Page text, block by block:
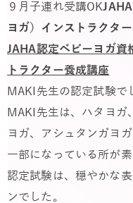
９月子連れ受講OK
ヨガ）インストラクタ
JAHA認定ベビーヨガ
トラクター養成講座
MAKI先生の認定試験で
MAKI先生は、ハタヨガ
ヨガ、アシュタンガヨ
一部になっている所が
認定試験は、穏やかな
ンでした。